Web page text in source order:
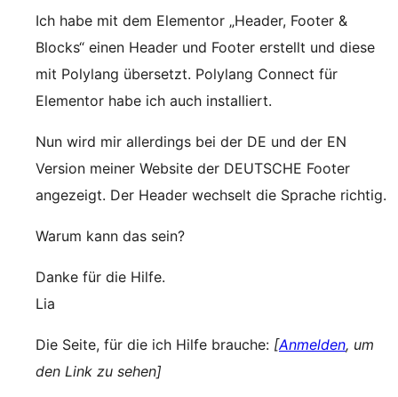
Ich habe mit dem Elementor „Header, Footer &
Blocks“ einen Header und Footer erstellt und diese
mit Polylang übersetzt. Polylang Connect für
Elementor habe ich auch installiert.
Nun wird mir allerdings bei der DE und der EN
Version meiner Website der DEUTSCHE Footer
angezeigt. Der Header wechselt die Sprache richtig.
Warum kann das sein?
Danke für die Hilfe.
Lia
Die Seite, für die ich Hilfe brauche: [Anmelden, um
den Link zu sehen]